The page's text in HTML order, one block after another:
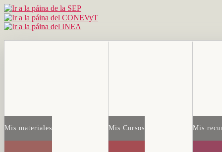
Mis materiales Mis Cursos Mis